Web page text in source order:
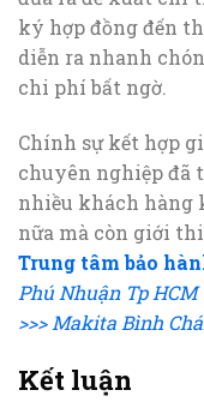
ký hợp đồng đến
diễn ra nhanh
chi phí bất ngờ.
Chính sự kết hợp
chuyên nghiệp đã
nhiều khách hàng
nữa mà còn giới
Trung tâm bảo
Phú Nhuận Tp HCM
>>> Makita Bình
Kết luận